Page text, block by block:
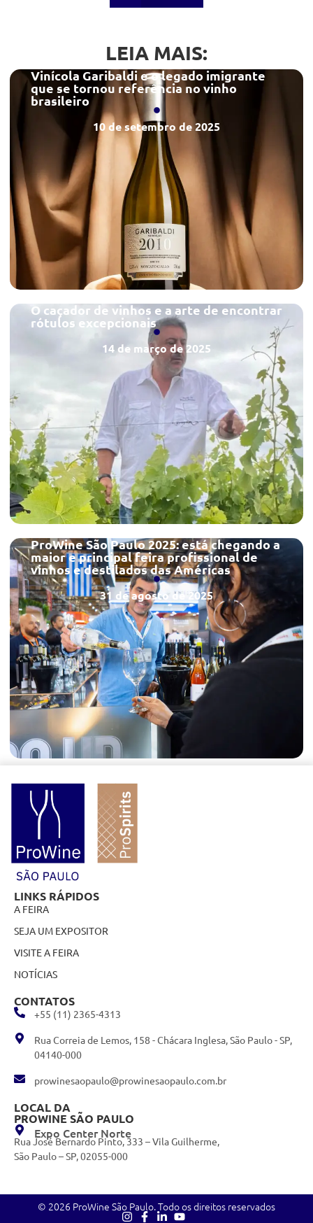
LEIA MAIS:
Vinícola Garibaldi e o legado imigrante
que se tornou referência no vinho
brasileiro
10 de setembro de 2025
O caçador de vinhos e a arte de encontrar
rótulos excepcionais
14 de março de 2025
ProWine São Paulo 2025: está chegando a
maior e principal feira profissional de
vinhos e destilados das Américas
31 de agosto de 2025
LINKS RÁPIDOS
A FEIRA
SEJA UM EXPOSITOR
VISITE A FEIRA
NOTÍCIAS
+55 (11) 2365-4313
Rua Correia de Lemos, 158 - Chácara Inglesa, São Paulo - SP,
04140-000
prowinesaopaulo@prowinesaopaulo.com.br
CONTATOS
LOCAL DA
PROWINE SÃO PAULO
Expo Center Norte
Rua José Bernardo Pinto, 333 – Vila Guilherme,
São Paulo – SP, 02055-000
© 2026 ProWine São Paulo. Todo os direitos reservados